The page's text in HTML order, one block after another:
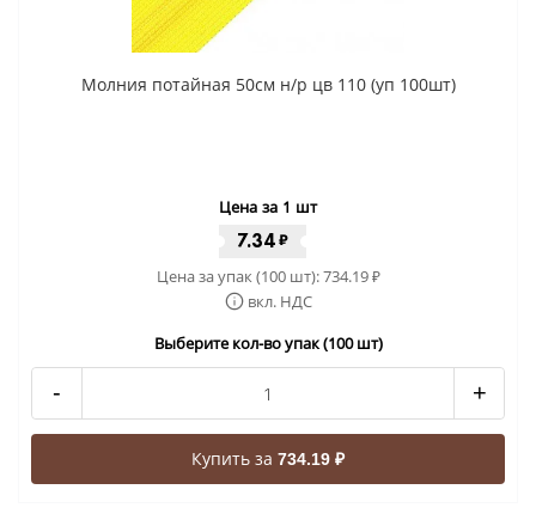
Молния потайная 50см н/р цв 110 (уп 100шт)
Цена за 1 шт
7.34 ₽
Цена за упак (100 шт):734.19₽
вкл. НДС
Выберите кол-во упак (100 шт)
- +
Купить за 734.19 ₽